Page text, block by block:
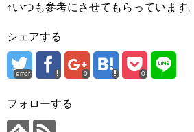
↑いつも参考にさせてもらっています。
シェアする
error 0 0
フォローする